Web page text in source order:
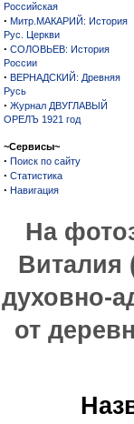
Российская
· Митр.МАКАРИЙ: История
Рус. Церкви
· СОЛОВЬЕВ: История
России
· ВЕРНАДСКИЙ: Древняя
Русь
· Журнал ДВУГЛАВЫЙ
ОРЕЛЪ 1921 год
~Сервисы~
· Поиск по сайту
· Статистика
· Навигация
На
Виталия
духовно-
от